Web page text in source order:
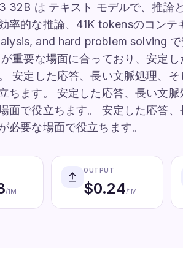
32B は テキスト モデルで、推論
率的な推論、41K tokensのコンテ
and hard problem solving で
重要な場面に合っており、安定
安定した応答、長い文脈処理、
ちます。 安定した応答、長い文
面で役立ちます。 安定した応答
必要な場面で役立ちます。
/1M
OUTPUT
$0.24/1M